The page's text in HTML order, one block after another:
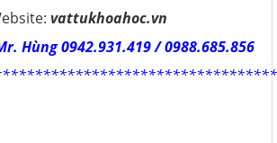
vattukhoahoc.vn
Hùng 0942.931.419 / 0988.685.856